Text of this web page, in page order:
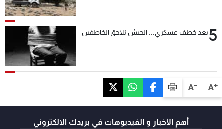
A+
A-
5بعد خطف عسكري... الجيش يُلاحق الخاطفين
أهم الأخبار و الفيديوهات في بريدك الالكتروني